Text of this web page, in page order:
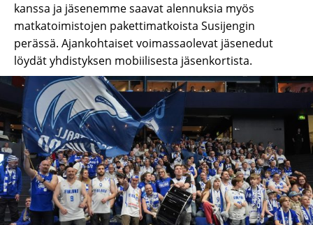
kanssa ja jäsenemme saavat alennuksia myös
matkatoimistojen pakettimatkoista Susijengin
perässä. Ajankohtaiset voimassaolevat jäsenedut
löydät yhdistyksen mobiilisesta jäsenkortista.